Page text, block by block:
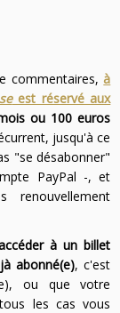
commentaires,à
est réservé aux
ou 100 euros
jusqu'à ce
"se désabonner"
PayPal -, et
à un billet
abonné(e), c'est
ou que votre
les cas vous